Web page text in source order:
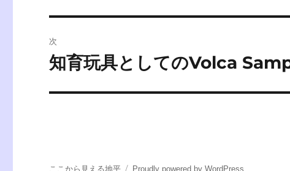
ゲ
投
稿:
次
次
投
知育玩具としてのVolca
ここから見える地平 Proudly powered by WordPress